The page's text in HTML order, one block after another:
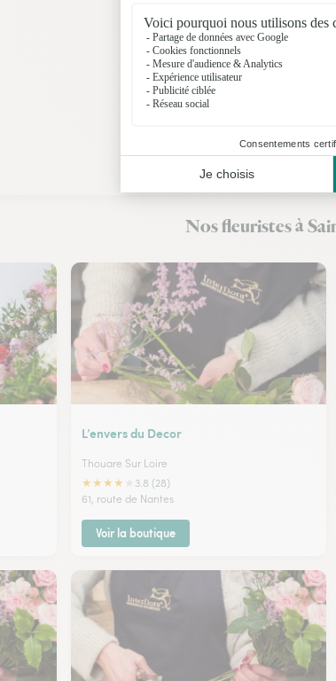
Nos fleuristes à
L’envers du Decor
Thouare Sur Loire
★★★★
3.8 (28)
61, route de Nantes
Voir la boutique